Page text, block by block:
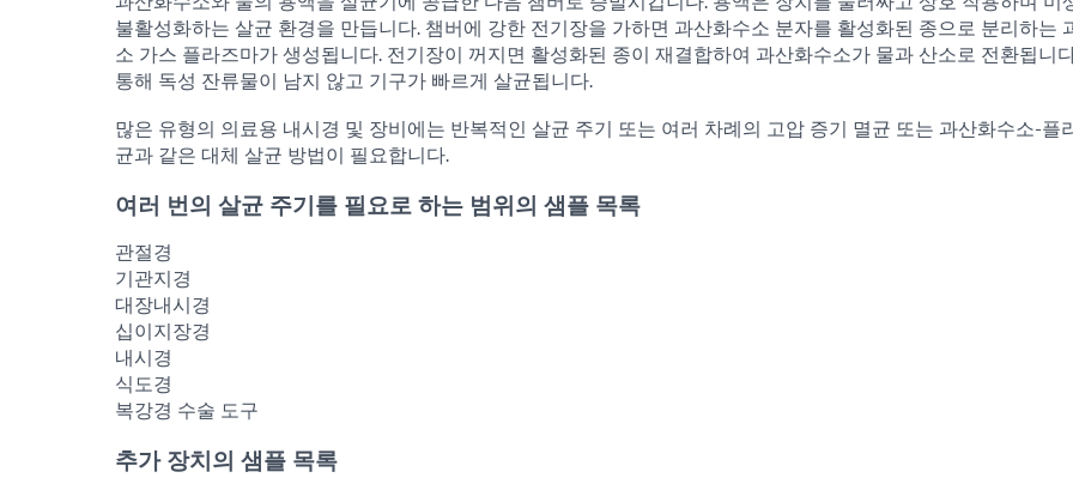
불활성화하는 살균 환경을 만듭니다. 챔버에 강한 전기장을 가하면 과산화수소 분자를 활성화된 종으로 분리하는
소 가스 플라즈마가 생성됩니다. 전기장이 꺼지면 활성화된 종이 재결합하여 과산화수소가 물과 산소로 전환됩니
통해 독성 잔류물이 남지 않고 기구가 빠르게 살균됩니다.
많은 유형의 의료용 내시경 및 장비에는 반복적인 살균 주기 또는 여러 차례의 고압 증기 멸균 또는 과산화수소-플
균과 같은 대체 살균 방법이 필요합니다.
여러 번의 살균 주기를 필요로 하는 범위의 샘플 목록
관절경
기관지경
대장내시경
십이지장경
내시경
식도경
복강경 수술 도구
추가 장치의 샘플 목록